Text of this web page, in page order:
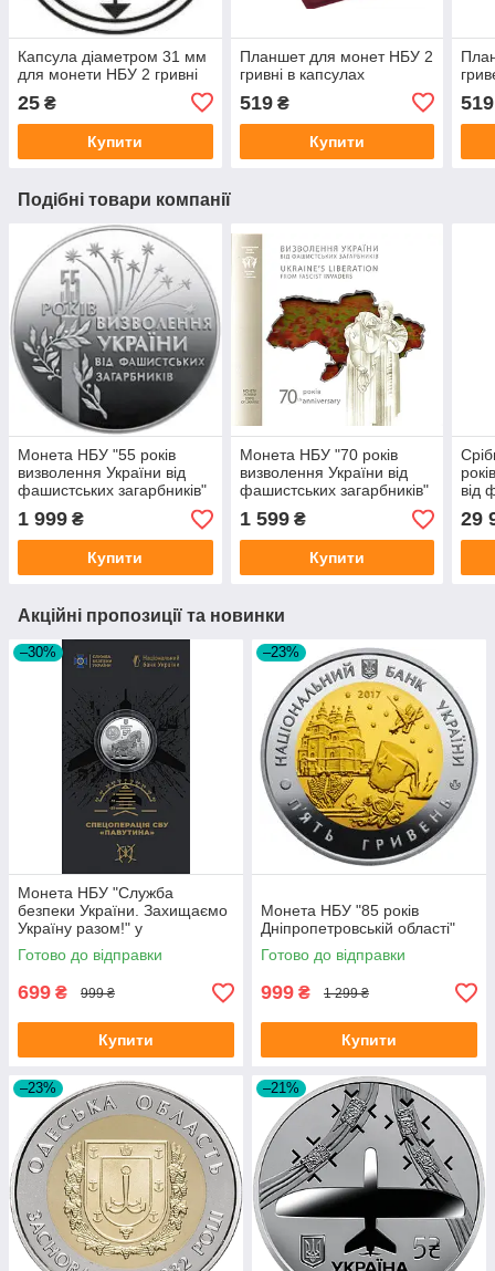
Капсула діаметром 31 мм
для монети НБУ 2 гривні
25 ₴
Купити
Планшет для монет НБУ 2
гривні в капсулах
519₴
Купити
519
Подібні товари компанії
Монета НБУ "55 років
визволення України від
фашистських загарбників"
1 999 ₴
Купити
Монета НБУ "70 років
визволення України від
фашистських загарбників"
в буклеті
1 599₴
Купити
від
29
Акційні пропозиції та новинки
–30%
Монета НБУ "Служба
безпеки України. Захищаємо
Україну разом!" у
сувенірному пакованні
Готово до відправки
699 ₴ 999 ₴
Купити
–23%
Монета НБУ "85 років
Дніпропетровській області"
Готово до відправки
999 ₴ 1 299 ₴
Купити
–23% –21%